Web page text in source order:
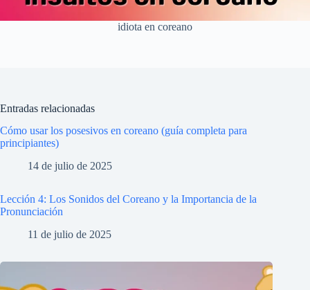
idiota en coreano
Entradas relacionadas
Cómo usar los posesivos en coreano (guía completa para
principiantes)
14 de julio de 2025
Lección 4: Los Sonidos del Coreano y la Importancia de la
Pronunciación
11 de julio de 2025